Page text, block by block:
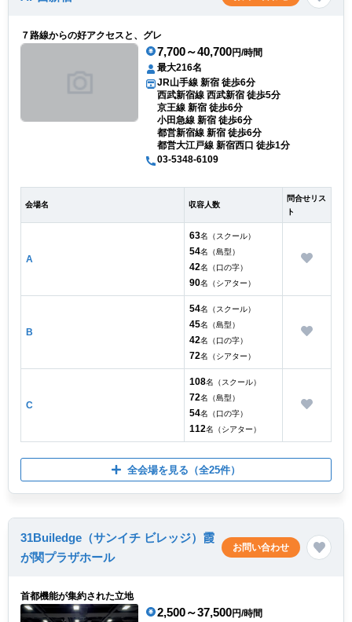
７路線からの好アクセスと、グレ
7,700～40,700円/時間
最大216名
JR山手線 新宿 徒歩6分
西武新宿線 西武新宿 徒歩5分
京王線 新宿 徒歩6分
小田急線 新宿 徒歩6分
都営新宿線 新宿 徒歩6分
都営大江戸線 新宿西口 徒歩1分
03-5348-6109
会場名 収容人数
問合せリス
ト
A
63名（スクール）
54名（島型）
42名（口の字）
90名（シアター）
B
54名（スクール）
45名（島型）
42名（口の字）
72名（シアター）
C
108名（スクール）
72名（島型）
54名（口の字）
112名（シアター）
全会場を見る （全25件）
31Builedge（サンイチ ビレッジ）霞
が関プラザホール
お問い合わせ
首都機能が集約された立地
2,500～37,500円/時間